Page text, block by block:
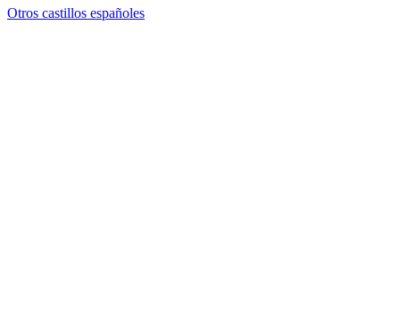
Otros castillos españoles